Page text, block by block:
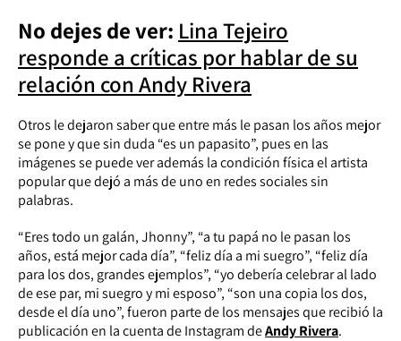
No dejes de ver: Lina Tejeiro
responde a críticas por hablar de su
relación con Andy Rivera
Otros le dejaron saber que entre más le pasan los años mejor
se pone y que sin duda “es un papasito”, pues en las
imágenes se puede ver además la condición física el artista
popular que dejó a más de uno en redes sociales sin
palabras.
“Eres todo un galán, Jhonny”, “a tu papá no le pasan los
años, está mejor cada día”, “feliz día a mi suegro”, “feliz día
para los dos, grandes ejemplos”, “yo debería celebrar al lado
de ese par, mi suegro y mi esposo”, “son una copia los dos,
desde el día uno”, fueron parte de los mensajes que recibió la
publicación en la cuenta de Instagram deAndy Rivera.